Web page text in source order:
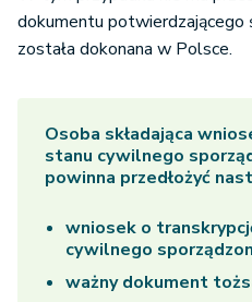
dokumentu potwierdzającego
została dokonana w Polsce.
Osoba składająca
stanu cywilnego
powinna przedłożyć
wniosek o
cywilnego
ważny dokument